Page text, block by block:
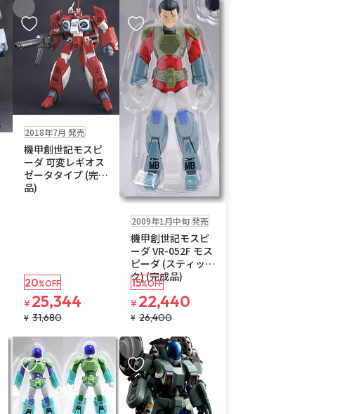
お気に入りに追加
2018年7月 発売
機甲創世記モスピ
ーダ 可変レギオス
ゼータタイプ (完成
品)
20%OFF
¥ 25,344
¥ 31,680
お気に入りに追加
2009年1月中旬 発売
機甲創世記モスピ
ーダ VR-052F モス
ピーダ (スティッ
ク) (完成品)
15%OFF
¥ 22,440
¥ 26,400
お気に入りに追加 お気に入りに追加